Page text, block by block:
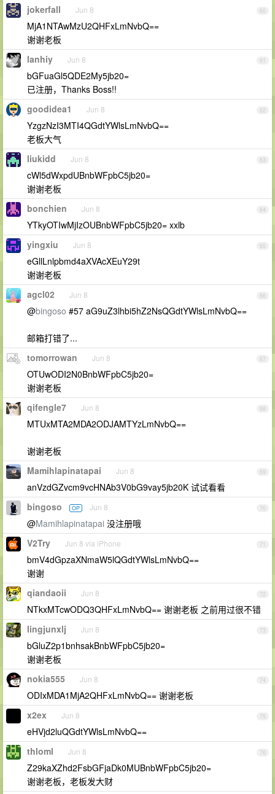
60
jokerfall Jun 8
MjA1NTAwMzU2QHFxLmNvbQ==
谢谢老板
61
lanhiy Jun 8
bGFuaGl5QDE2My5jb20=
已注册，Thanks Boss!!
62
goodidea1 Jun 8
YzgzNzI3MTI4QGdtYWlsLmNvbQ==
老板大气
63
liukidd Jun 8
cWl5dWxpdUBnbWFpbC5jb20=
谢谢老板
64
bonchien Jun 8
YTkyOTIwMjIzOUBnbWFpbC5jb20= xxlb
65
yingxiu Jun 8
eGllLnlpbmd4aXVAcXEuY29t
谢谢老板
66
agcl02 Jun 8
@bingoso #57 aG9uZ3lhbi5hZ2NsQGdtYWlsLmNvbQ==
邮箱打错了...
67
tomorrowan Jun 8
OTUwODI2N0BnbWFpbC5jb20=
谢谢老板
68
qifengle7 Jun 8
MTUxMTA2MDA2ODJAMTYzLmNvbQ==
谢谢老板
69
Mamihlapinatapai Jun 8
anVzdGZvcm9vcHNAb3V0bG9vay5jb20K 试试看看
70
bingoso OP Jun 8
@Mamihlapinatapai 没注册哦
71
V2Try Jun 8 via iPhone
bmV4dGpzaXNmaW5lQGdtYWlsLmNvbQ==
谢谢
72
qiandaoii Jun 8
NTkxMTcwODQ3QHFxLmNvbQ== 谢谢老板 之前用过很不错
73
lingjunxlj Jun 8
bGluZ2p1bnhsakBnbWFpbC5jb20=
谢谢老板
74
nokia555 Jun 8
ODIxMDA1MjA2QHFxLmNvbQ== 谢谢老板
75
x2ex Jun 8
eHVjd2luQGdtYWlsLmNvbQ==
76
thloml Jun 8
Z29kaXZhd2FsbGFjaDk0MUBnbWFpbC5jb20=
谢谢老板，老板发大财